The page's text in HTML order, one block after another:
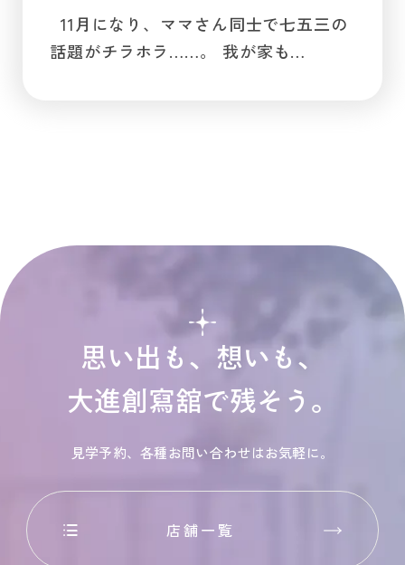
11月になり、ママさん同士で七五三の
話題がチラホラ……。 我が家も…
思い出も、想いも、
大進創寫舘で残そう。
見学予約、各種お問い合わせはお気軽に。
店舗一覧